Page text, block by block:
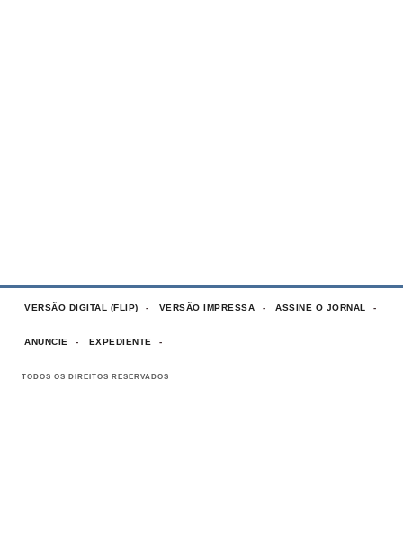
VERSÃO DIGITAL (FLIP) VERSÃO IMPRESSA ASSINE O JORNAL
ANUNCIE EXPEDIENTE
TODOS OS DIREITOS RESERVADOS